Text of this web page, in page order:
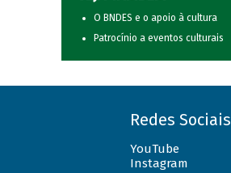
O BNDES e o apoio à cultura
Patrocínio a eventos culturais
Redes Sociais
YouTube
Instagram